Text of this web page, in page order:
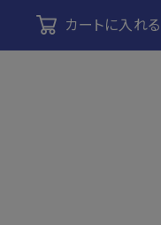
カートに入れる